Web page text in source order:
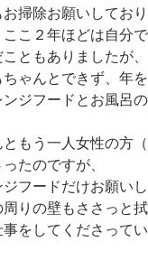
掃除お願いしており
こ２年ほどは自分
ともありましたが、
ゃんとできず、年
ジフードとお風呂
もう一人女性の方
たのですが、
フードだけお願いし
りの壁もささっと
をしてくださって